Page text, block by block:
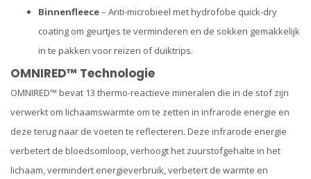
Binnenfleece– Anti-microbieel met hydrofobe quick-dry
coating om geurtjes te verminderen en de sokken gemakkelijk
in te pakken voor reizen of duiktrips.
OMNIRED™ Technologie
OMNIRED™ bevat 13 thermo-reactieve mineralen die in de stof zijn
verwerkt om lichaamswarmte om te zetten in infrarode energie en
deze terug naar de voeten te reflecteren. Deze infrarode energie
verbetert de bloedsomloop, verhoogt het zuurstofgehalte in het
lichaam, vermindert energieverbruik, verbetert de warmte en